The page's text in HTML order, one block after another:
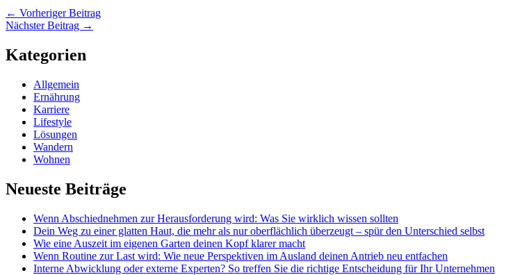
← Vorheriger Beitrag
Nächster Beitrag →
Kategorien
Allgemein
Ernährung
Karriere
Lifestyle
Lösungen
Wandern
Wohnen
Neueste Beiträge
Wenn Abschiednehmen zur Herausforderung wird: Was Sie wirklich wissen sollten
Dein Weg zu einer glatten Haut, die mehr als nur oberflächlich überzeugt – spür den Unterschied selbst
Wie eine Auszeit im eigenen Garten deinen Kopf klarer macht
Wenn Routine zur Last wird: Wie neue Perspektiven im Ausland deinen Antrieb neu entfachen
Interne Abwicklung oder externe Experten? So treffen Sie die richtige Entscheidung für Ihr Unternehmen